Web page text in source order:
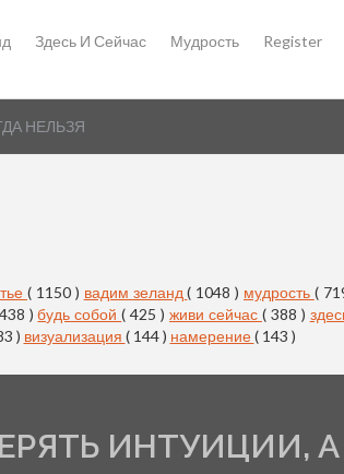
Здесь И Сейчас Мудрость Register
НЕЛЬЗЯ
( 1150 ) вадим зеланд( 1048 ) мудрость (
)будь собой( 425 )живи сейчас ( 388 )
) визуализация ( 144 ) намерение( 143 )
ИНТУИЦИИ, А